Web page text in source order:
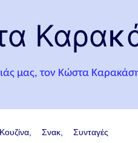
μας, τον Κώστα
Σνακ Συνταγές